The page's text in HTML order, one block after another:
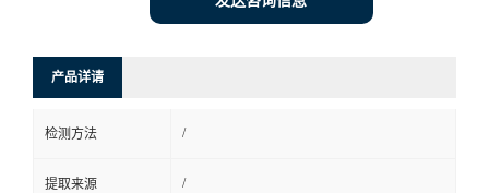
产品详请
检测方法 /
提取来源 /